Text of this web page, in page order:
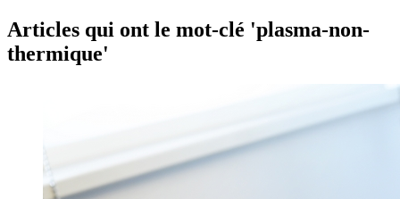
Articles qui ont le mot-clé 'plasma-non-
thermique'